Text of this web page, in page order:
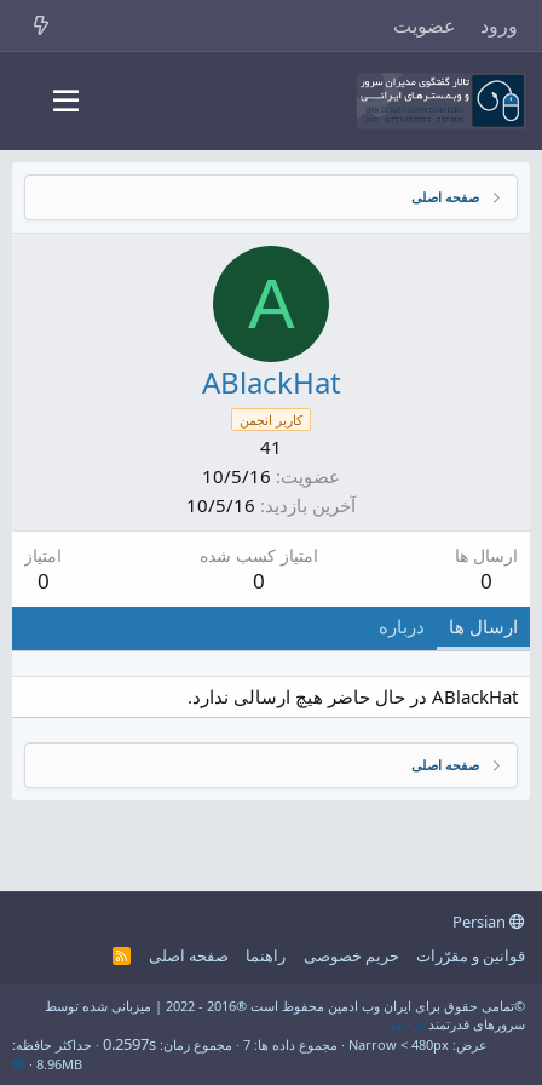
ورود عضویت
صفحه اصلی
A
ABlackHat
کاربر انجمن
41
عضویت 10/5/16
آخرین بازدید 10/5/16
ارسال ها
0
امتیاز کسب شده
0
امتیاز
0
ارسال ها درباره
ABlackHat در حال حاضر هیچ ارسالی ندارد.
صفحه اصلی
قوانین و مقرّرات
حریم خصوصی راهنما صفحه اصلی
R
©تمامی حقوق برای ایران وب ادمین محفوظ است ®2016 - 2022 | میزبانی شده توسط
سرورهای قدرتمند فراسو
عرض
مجموع داده ها 7 مجموع زمان 0.2597s
حداکثر حافظه
8.96MB